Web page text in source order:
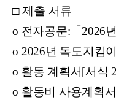
□제출 서류
o 전자공문: 「 2026
o 2026년 독도지킴
o 활동 계획서[서식
o 활동비 사용계획